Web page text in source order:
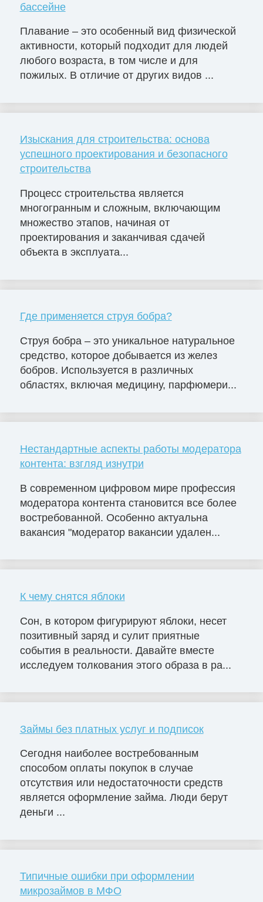
бассейне
Плавание – это особенный вид физической
активности, который подходит для людей
любого возраста, в том числе и для
пожилых. В отличие от других видов ...
Изыскания для строительства: основа
успешного проектирования и безопасного
строительства
Процесс строительства является
многогранным и сложным, включающим
множество этапов, начиная от
проектирования и заканчивая сдачей
объекта в эксплуата...
Где применяется струя бобра?
Струя бобра – это уникальное натуральное
средство, которое добывается из желез
бобров. Используется в различных
областях, включая медицину, парфюмери...
Нестандартные аспекты работы модератора
контента: взгляд изнутри
В современном цифровом мире профессия
модератора контента становится все более
востребованной. Особенно актуальна
вакансия "модератор вакансии удален...
К чему снятся яблоки
Сон, в котором фигурируют яблоки, несет
позитивный заряд и сулит приятные
события в реальности. Давайте вместе
исследуем толкования этого образа в ра...
Займы без платных услуг и подписок
Сегодня наиболее востребованным
способом оплаты покупок в случае
отсутствия или недостаточности средств
является оформление займа. Люди берут
деньги ...
Типичные ошибки при оформлении
микрозаймов в МФО